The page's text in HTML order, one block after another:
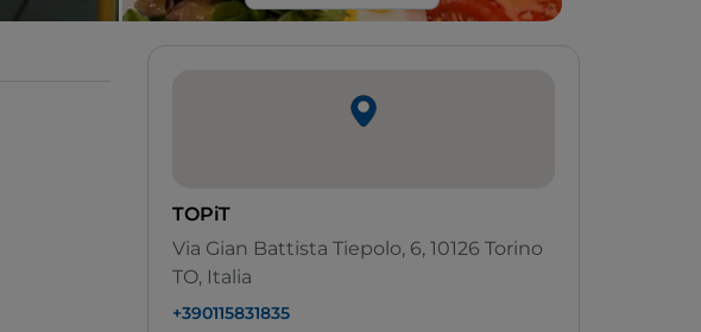
TOPiT
Via Gian Battista Tiepolo, 6, 10126 Torino
TO, Italia
+390115831835